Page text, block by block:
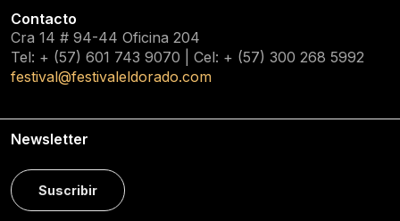
Contacto
Cra 14 # 94-44 Oficina 204
Tel: + (57) 601 743 9070 | Cel: + (57) 300 268 5992
festival@festivaleldorado.com
Newsletter
Suscribir